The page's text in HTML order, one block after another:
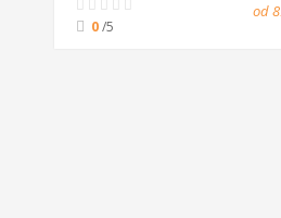
0/5
od